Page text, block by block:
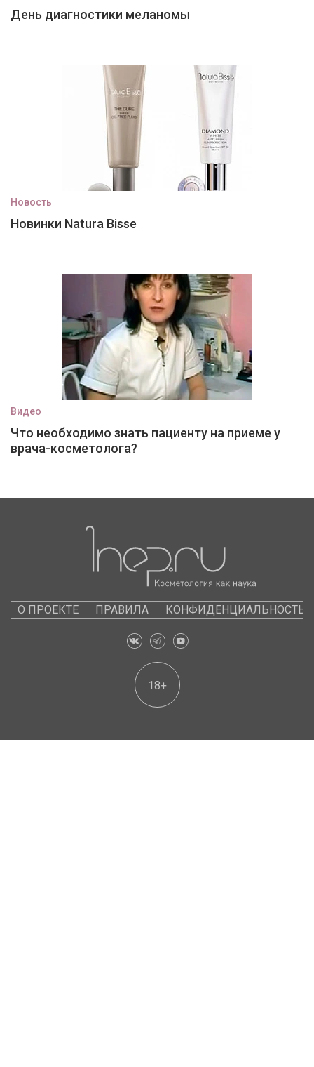
День диагностики меланомы
Новость
Новинки Natura Bisse
Видео
Что необходимо знать пациенту на приеме у
врача-косметолога?
О ПРОЕКТЕ ПРАВИЛА КОНФИДЕНЦИАЛЬНОСТЬ
18+